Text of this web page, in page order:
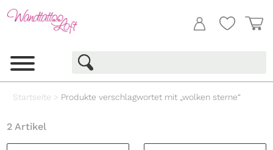
Startseite > Produkte verschlagwortet mit „wolken sterne“
2 Artikel